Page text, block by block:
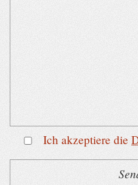
Ich akzeptiere die
Bitte lasse dieses Feld leer.